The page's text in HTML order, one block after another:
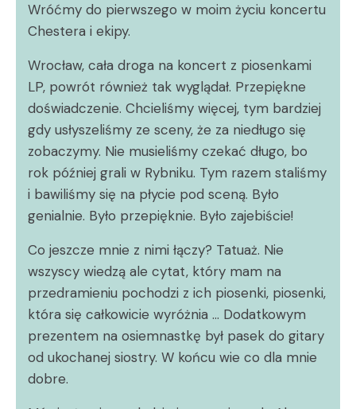
Wróćmy do pierwszego w moim życiu koncertu
Chestera i ekipy.
Wrocław, cała droga na koncert z piosenkami
LP, powrót również tak wyglądał. Przepiękne
doświadczenie. Chcieliśmy więcej, tym bardziej
gdy usłyszeliśmy ze sceny, że za niedługo się
zobaczymy. Nie musieliśmy czekać długo, bo
rok później grali w Rybniku. Tym razem staliśmy
i bawiliśmy się na płycie pod sceną. Było
genialnie. Było przepięknie. Było zajebiście!
Co jeszcze mnie z nimi łączy? Tatuaż. Nie
wszyscy wiedzą ale cytat, który mam na
przedramieniu pochodzi z ich piosenki, piosenki,
która się całkowicie wyróżnia … Dodatkowym
prezentem na osiemnastkę był pasek do gitary
od ukochanej siostry. W końcu wie co dla mnie
dobre.